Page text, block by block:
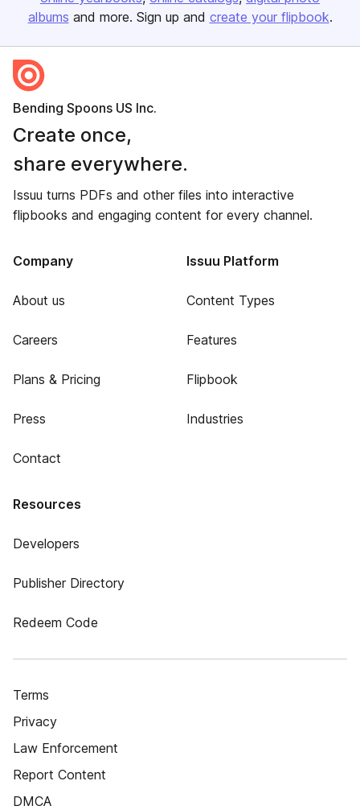
albums and more. Sign up and create your flipbook.
Bending Spoons US Inc.
Create once,
share everywhere.
Issuu turns PDFs and other files into interactive
flipbooks and engaging content for every channel.
Company
About us
Careers
Plans & Pricing
Press
Contact
Issuu Platform
Content Types
Features
Flipbook
Industries
Resources
Developers
Publisher Directory
Redeem Code
Terms
Privacy
Law Enforcement
Report Content
DMCA